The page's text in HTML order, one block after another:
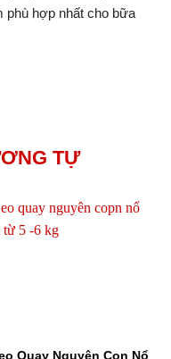
phù hợp nhất cho bữa
TỰ
Quay Nguyên Con Nổ